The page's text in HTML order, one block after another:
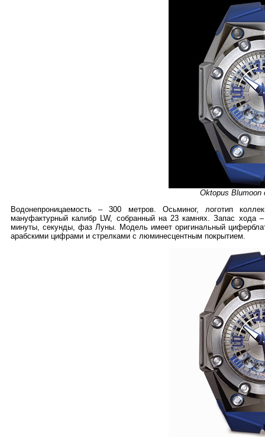
Oktopus Blumoon
Водонепроницаемость – 300 метров. Осьминог, логотип
мануфактурный калибр LW, собранный на 23 камнях. Запас
минуты, секунды, фаз Луны. Модель имеет оригинальный
арабскими цифрами и стрелками с люминесцентным покрытием.